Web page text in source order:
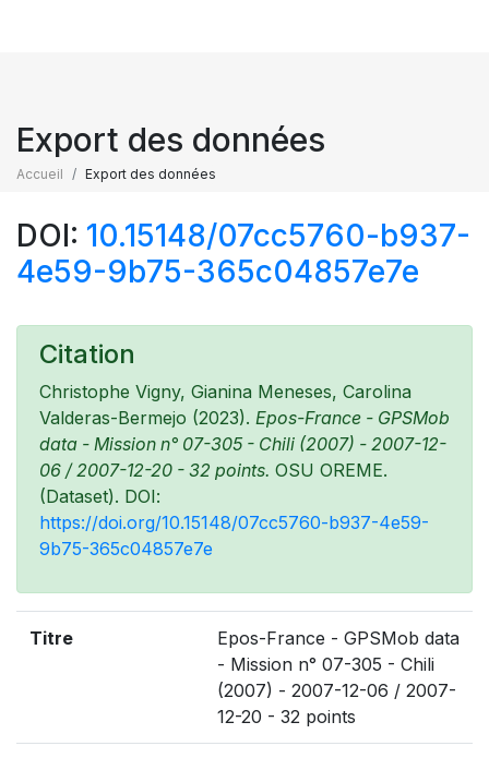
Export des données
Accueil Export des données
DOI: 10.15148/07cc5760-b937-
4e59-9b75-365c04857e7e
Citation
Christophe Vigny, Gianina Meneses, Carolina
Valderas-Bermejo (2023). Epos-France - GPSMob
data - Mission n° 07-305 - Chili (2007) - 2007-12-
06 / 2007-12-20 - 32 points. OSU OREME.
(Dataset). DOI:
https://doi.org/10.15148/07cc5760-b937-4e59-
9b75-365c04857e7e
Titre
Epos-France - GPSMob data
- Mission n° 07-305 - Chili
(2007) - 2007-12-06 / 2007-
12-20 - 32 points